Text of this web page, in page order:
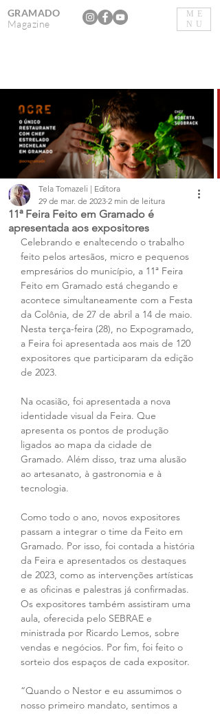
ME
NU
GRAMADO
Magazine
11ª Feira Feito em Gramado é
apresentada aos expositores
Tela Tomazeli | Editora
29 de mar. de 2023 2 min de leitura
Celebrando e enaltecendo o trabalho
feito pelos artesãos, micro e pequenos
empresários do município, a 11ª Feira
Feito em Gramado está chegando e
acontece simultaneamente com a Festa
da Colônia, de 27 de abril a 14 de maio.
Nesta terça-feira (28), no Expogramado,
a Feira foi apresentada aos mais de 120
expositores que participaram da edição
de 2023.
Na ocasião, foi apresentada a nova
identidade visual da Feira. Que
apresenta os pontos de produção
ligados ao mapa da cidade de
Gramado. Além disso, traz uma alusão
ao artesanato, à gastronomia e à
tecnologia.
Como todo o ano, novos expositores
passam a integrar o time da Feito em
Gramado. Por isso, foi contada a história
da Feira e apresentados os destaques
de 2023, como as intervenções artísticas
e as oficinas e palestras já confirmadas.
Os expositores também assistiram uma
aula, oferecida pelo SEBRAE e
ministrada por Ricardo Lemos, sobre
vendas e negócios. Por fim, foi feito o
sorteio dos espaços de cada expositor.
“Quando o Nestor e eu assumimos o
nosso primeiro mandato, sentimos a